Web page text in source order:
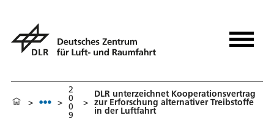
> >
2
0
0
9
>
DLR unterzeichnet Kooperationsvertrag
zur Erforschung alternativer Treibstoffe
in der Luftfahrt